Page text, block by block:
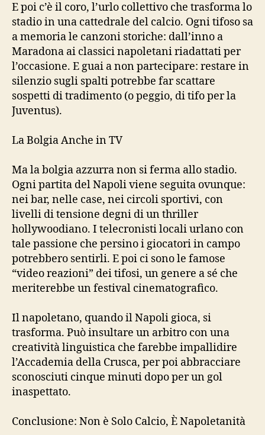
E poi c’è il coro, l’urlo collettivo che trasforma lo
stadio in una cattedrale del calcio. Ogni tifoso sa
a memoria le canzoni storiche: dall’inno a
Maradona ai classici napoletani riadattati per
l’occasione. E guai a non partecipare: restare in
silenzio sugli spalti potrebbe far scattare
sospetti di tradimento (o peggio, di tifo per la
Juventus).
La Bolgia Anche in TV
Ma la bolgia azzurra non si ferma allo stadio.
Ogni partita del Napoli viene seguita ovunque:
nei bar, nelle case, nei circoli sportivi, con
livelli di tensione degni di un thriller
hollywoodiano. I telecronisti locali urlano con
tale passione che persino i giocatori in campo
potrebbero sentirli. E poi ci sono le famose
“video reazioni” dei tifosi, un genere a sé che
meriterebbe un festival cinematografico.
Il napoletano, quando il Napoli gioca, si
trasforma. Può insultare un arbitro con una
creatività linguistica che farebbe impallidire
l’Accademia della Crusca, per poi abbracciare
sconosciuti cinque minuti dopo per un gol
inaspettato.
Conclusione: Non è Solo Calcio, È Napoletanità